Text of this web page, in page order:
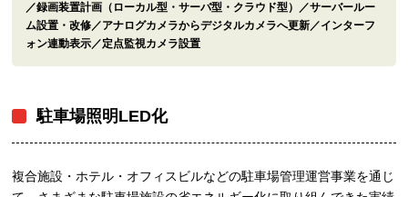
／録画装置計画（ローカル型・サーバ型・クラウド型）／サーバールー
ム設置・改修／アナログカメラからデジタルカメラへ更新／インターフ
ォン連動表示／定点監視カメラ設置
駐車場照明LED化
複合施設・ホテル・オフィスビルなどの駐車場管理運営事業を通じ